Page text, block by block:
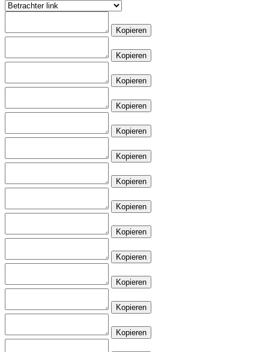
Kopieren
Kopieren
Kopieren
Kopieren
Kopieren
Kopieren
Kopieren
Kopieren
Kopieren
Kopieren
Kopieren
Kopieren
Kopieren